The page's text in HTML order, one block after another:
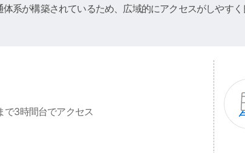
系が構築されているため、広域的にアクセスがしやすく
で3時間台でアクセス